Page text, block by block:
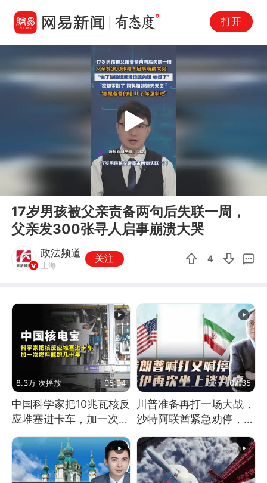
打开
Play
17岁男孩被父亲责备两句后失联一周，
父亲发300张寻人启事崩溃大哭
政法频道
上海
关注 4
8.3万 次播放 05:04
中国科学家把10兆瓦核反
应堆塞进卡车，加一次燃
料能跑几十年
07:35
川普准备再打一场大战，
沙特阿联酋紧急劝停，美
伊开启新一轮谈判